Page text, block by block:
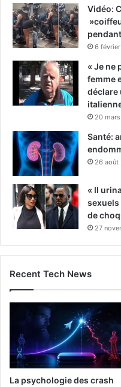
Vidéo:
6
« Je ne
femme
déclare
20
Santé:
26 août
« Il
sexuels
de
27
Recent Tech News
La psychologie des crash